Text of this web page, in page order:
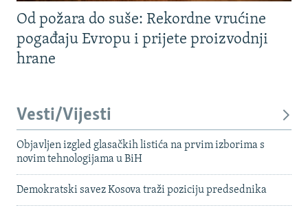
Od požara do suše: Rekordne vrućine
pogađaju Evropu i prijete proizvodnji
hrane
Vesti/Vijesti
Objavljen izgled glasačkih listića na prvim izborima s
novim tehnologijama u BiH
Demokratski savez Kosova traži poziciju predsednika